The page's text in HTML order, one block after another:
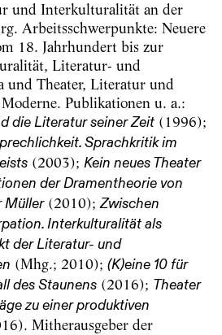
und Interkulturalität an der
Arbeitsschwerpunkte: Neuere
18. Jahrhundert bis zur
Literatur- und
und Theater, Literatur und
Publikationen u. a.:
die Literatur seiner Zeit(1996);
Sprachkritik im
(2003); Kein neues Theater
der Dramentheorie von
Müller(2010); Zwischen
Interkulturalität als
der Literatur- und
(Mhg.; 2010); (K)eine 10 für
des Staunens(2016); Theater
zu einer produktiven
Mitherausgeber der